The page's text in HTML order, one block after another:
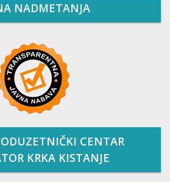
NADMETANJA
CENTAR
KRKA KISTANJE